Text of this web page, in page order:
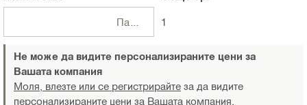
1
Не може да видите персонализираните цени за
Вашата компания
Моля, влезте или се регистрирайте за да видите
персонализираните цени за Вашата компания.